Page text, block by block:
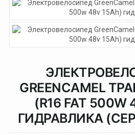
GREENCAMEL
(R16 FAT 500W
ГИДРАВЛИКА